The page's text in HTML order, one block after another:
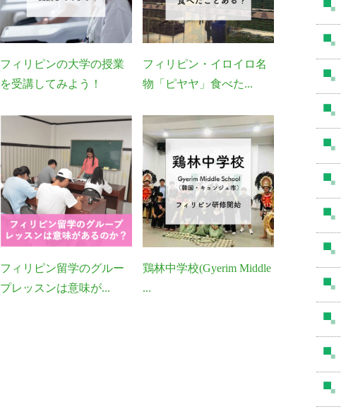
フィリピンの大学の授業
を受講してみよう！
フィリピン・イロイロ名
物「ピヤヤ」食べた...
フィリピン留学のグルー
プレッスンは意味が...
鶏林中学校(Gyerim Middle
...